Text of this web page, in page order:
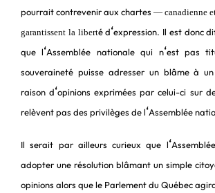
pourrait contrevenir aux chartes ― canadienne
garantissent la liberté d‘expression. Il est donc
que l‘Assemblée nationale qui n‘est pas
souveraineté puisse adresser un blâme à
raison d‘opinions exprimées par celui-ci sur
relèvent pas des privilèges de l‘Assemblée
Il serait par ailleurs curieux que l‘
adopter une résolution blâmant un simple
opinions alors que le Parlement du Québec